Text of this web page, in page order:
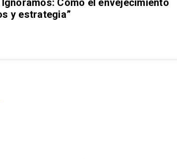
Cómo el envejecimiento
y estrategia”